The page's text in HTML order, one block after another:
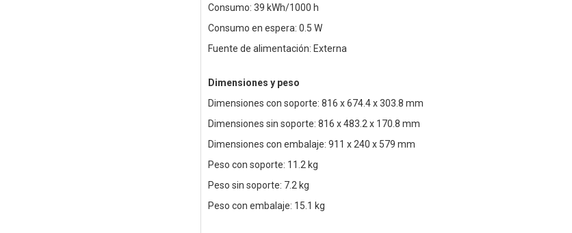
Consumo: 39 kWh/1000 h
Consumo en espera: 0.5 W
Fuente de alimentación: Externa
Dimensiones y peso
Dimensiones con soporte: 816 x 674.4 x 303.8 mm
Dimensiones sin soporte: 816 x 483.2 x 170.8 mm
Dimensiones con embalaje: 911 x 240 x 579 mm
Peso con soporte: 11.2 kg
Peso sin soporte: 7.2 kg
Peso con embalaje: 15.1 kg